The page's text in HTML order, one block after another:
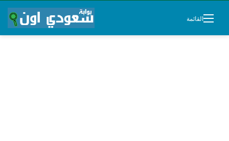
القائمة